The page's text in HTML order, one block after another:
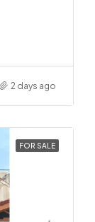
2 days ago
FOR SALE